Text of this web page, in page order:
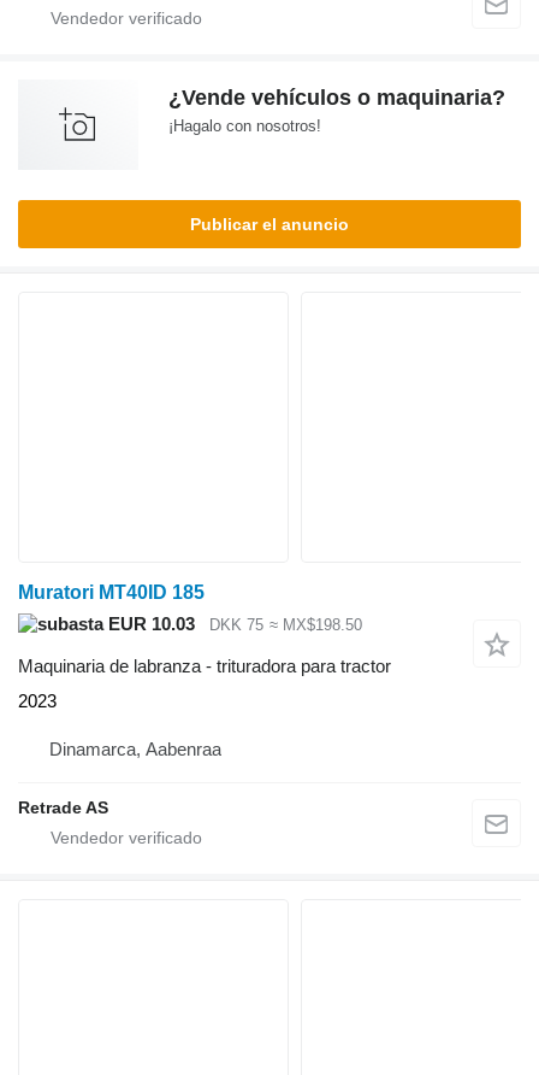
¿Vende vehículos o maquinaria?
¡Hagalo con nosotros!
Publicar el anuncio
Muratori MT40ID 185
EUR 10.03
DKK 75 ≈ MX$198.50
Maquinaria de labranza - trituradora para tractor
2023
Dinamarca, Aabenraa
Retrade AS